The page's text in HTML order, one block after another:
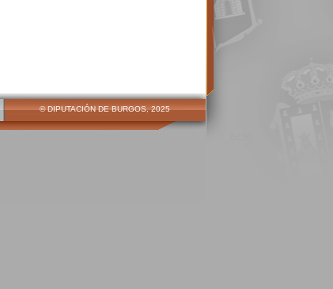
© DIPUTACIÓN DE BURGOS, 2025